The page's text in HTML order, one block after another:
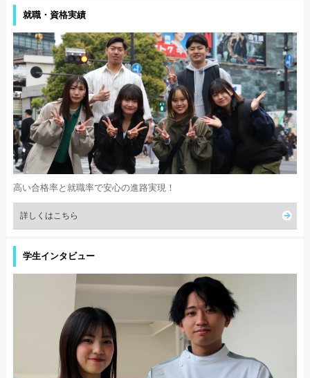
就職・資格実績
高い合格率と就職率で安心の進路実現！
詳しくはこちら
学生インタビュー